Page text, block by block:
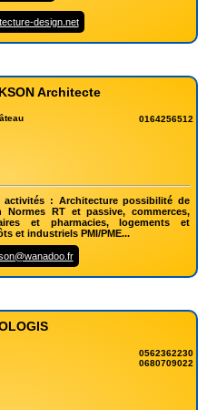
design.net
Architecte
0164256512
activités : Architecture possibilité de
Normes RT et passive, commerces,
et pharmacies, logements et
et industriels PMI/PME...
0562362230
0680709022